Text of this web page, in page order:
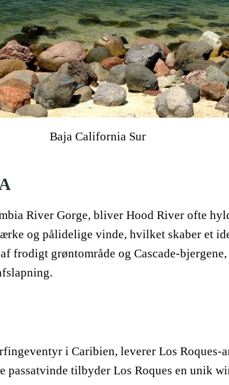
Baja California Sur
River Gorge, bliver Hood River ofte
og pålidelige vinde, hvilket skaber et
frodigt grøntområde og Cascade-
i Caribien, leverer Los Roques-
passatvinde tilbyder Los Roques en unik